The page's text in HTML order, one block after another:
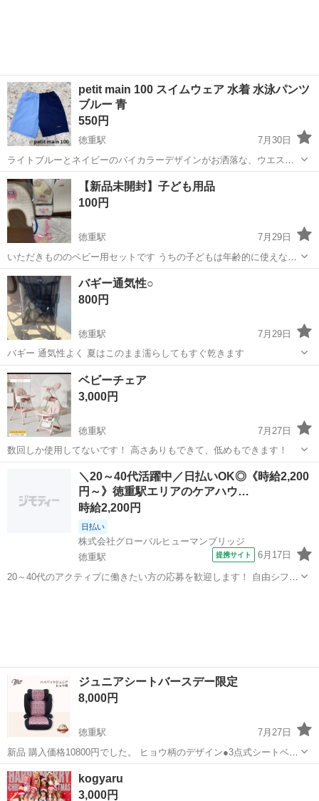
petit main 100 スイムウェア 水着 水泳パンツ
ブルー 青
550円
徳重駅
7月30日
ライトブルーとネイビーのバイカラーデザインがお洒落な、ウエスト
ゴム仕様のキッズ用スイムウェアです。 紐が無いのでスッキリしてい
ます。 シンプルなのでラッシュガードも併せやすくよかったです。 あ
まり水着っぽくないので水陸両...
愛知 名古屋市 徳重駅 キッズ用品
【新品未開封】子ども用品
100円
徳重駅
7月29日
いただきもののベビー用セットです うちの子どもは年齢的に使えない
ので、お譲りします。価格は私の交通費とお考えください。
愛知 名古屋市 徳重駅
バギー通気性○
800円
徳重駅
7月29日
バギー 通気性よく 夏はこのまま濡らしてもすぐ乾きます
愛知 愛知郡 徳重駅
ベビーチェア
3,000円
徳重駅
7月27日
数回しか使用してないです！ 高さありもできて、低めもできます！
子供用品
＼20～40代活躍中／日払いOK◎《時給2,200
円～》徳重駅エリアのケアハウ…
時給2,200円
日払い
株式会社グローバルヒューマンブリッジ
徳重駅
提携サイト 6月17日
20～40代のアクティブに働きたい方の応募を歓迎します！ 自由シフト
ジュニアシートバースデー限定
8,000円
徳重駅
7月27日
新品 購入価格10800円でした。 ヒョウ柄のデザイン●3点式シートベル
ト対応 ●ヘッドサポートらくらく高さ調節（約20cm）●座面低反発ウ
レタン＋クッションで乗り心地が良くて疲れにくい。●お子様の成長に
合わせてご使用でき...
愛知 愛知郡
kogyaru
3,000円